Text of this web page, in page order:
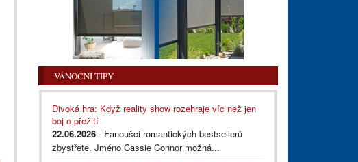
VÁNOČNÍ TIPY
Divoká hra: Když reality show rozehraje víc než jen
boj o přežití
22.06.2026 - Fanoušci romantických bestsellerů
zbystřete. Jméno Cassie Connor možná...